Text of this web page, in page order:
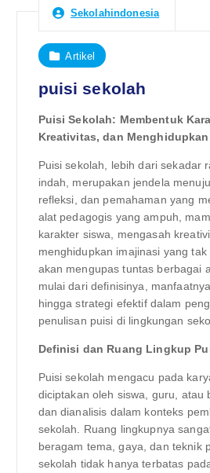
Sekolahindonesia
Artikel
puisi sekolah
Puisi Sekolah: Membentuk
Kreativitas, dan
Puisi sekolah, lebih dari sekadar
indah, merupakan jendela
refleksi, dan pemahaman yang
alat pedagogis yang ampuh,
karakter siswa, mengasah
menghidupkan imajinasi yang
akan mengupas tuntas berbagai
mulai dari definisinya,
hingga strategi efektif dalam
penulisan puisi di lingkungan
Definisi dan Ruang Lingkup
Puisi sekolah mengacu pada
diciptakan oleh siswa, guru, atau
dan dianalisis dalam konteks
sekolah. Ruang lingkupnya
beragam tema, gaya, dan teknik
sekolah tidak hanya terbatas